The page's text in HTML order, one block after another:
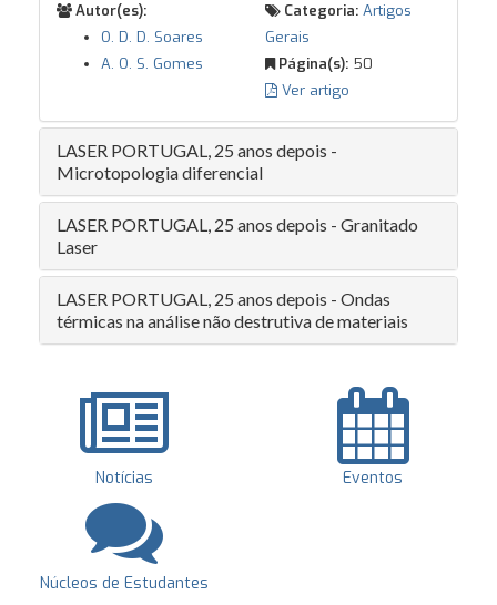
Autor(es):
O. D. D. Soares
A. O. S. Gomes
Categoria: Artigos
Gerais
Página(s): 50
Ver artigo
LASER PORTUGAL, 25 anos depois -
Microtopologia diferencial
LASER PORTUGAL, 25 anos depois - Granitado
Laser
LASER PORTUGAL, 25 anos depois - Ondas
térmicas na análise não destrutiva de materiais
Notícias Eventos
Núcleos de Estudantes